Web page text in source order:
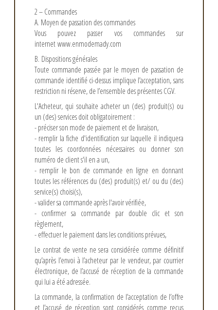
2 – Commandes
A. Moyen de passation des commandes
Vous pouvez passer vos commandes sur
internetwww.enmodemady.com
B. Dispositions générales
Toute commande passée par le moyen de passation de
commande identifié ci-dessus implique l’acceptation, sans
restriction ni réserve, de l’ensemble des présentes CGV.
L'Acheteur, qui souhaite acheter un (des) produit(s) ou
un (des) services doit obligatoirement :
- préciser son mode de paiement et de livraison,
- remplir la fiche d'identification sur laquelle il indiquera
toutes les coordonnées nécessaires ou donner son
numéro de client s'il en a un,
- remplir le bon de commande en ligne en donnant
toutes les références du (des) produit(s) et/ ou du (des)
service(s) choisi(s),
- valider sa commande après l'avoir vérifiée,
- confirmer sa commande par double clic et son
règlement,
- effectuer le paiement dans les conditions prévues,
Le contrat de vente ne sera considérée comme définitif
qu’après l’envoi à l’acheteur par le vendeur, par courrier
électronique, de l’accusé de réception de la commande
qui lui a été adressée.
La commande, la confirmation de l’acceptation de l’offre
et l’accusé de réception sont considérés comme reçus